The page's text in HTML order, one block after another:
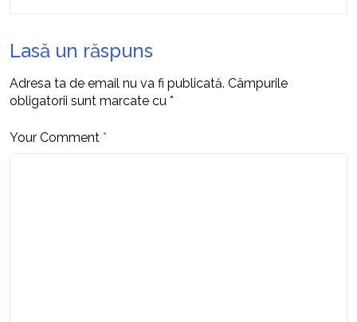
Lasă un răspuns
Adresa ta de email nu va fi publicată. Câmpurile
obligatorii sunt marcate cu *
Your Comment *